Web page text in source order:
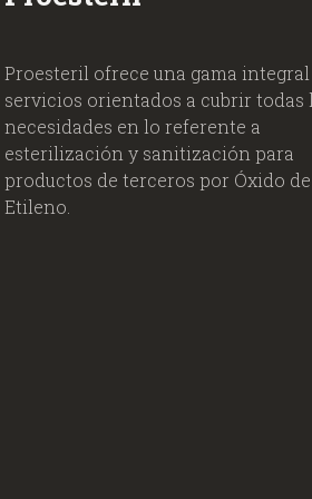
Proesteril ofrece una gama integral
servicios orientados a cubrir todas
necesidades en lo referente a
esterilización y sanitización para
productos de terceros por Óxido de
Etileno.